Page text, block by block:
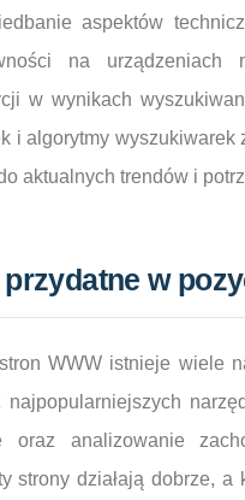
aspektów
na urządzeniach
w wynikach
i algorytmy
aktualnych trendów i
w
WWW istnieje wiele
analizowanie
strony działają dobrze,